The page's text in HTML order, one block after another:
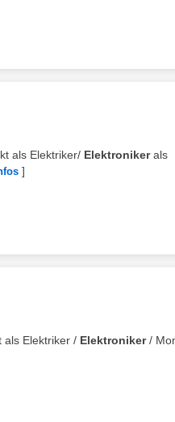
als Elektriker/ Elektronikerals
]
als Elektriker / Elektroniker/